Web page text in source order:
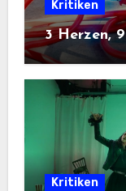
Kritiken
3 Herzen,
Kritiken